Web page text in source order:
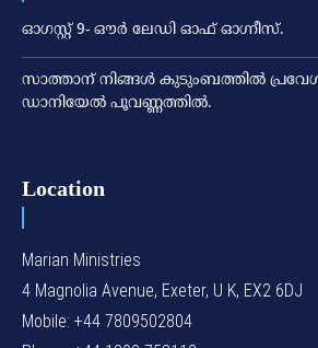
ഓഗസ്റ്റ് 9- ഔര്‍ ലേഡി ഓഫ് ഓഗ്നീസ്.
സാത്താന് നിങ്ങള്‍ കുടുംബത്തില്‍
ഡാനിയേല്‍ പൂവണ്ണത്തില്‍.
Location
Marian Ministries
4 Magnolia Avenue, Exeter, U K, EX2 6DJ
Mobile: +44 7809502804